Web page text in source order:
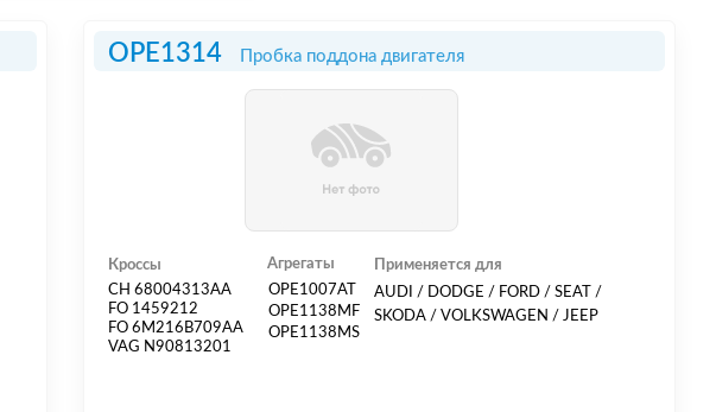
OPE1314 Пробка поддона двигателя
Кроссы
CH 68004313AA
FO 1459212
FO 6M216B709AA
VAG N90813201
Агрегаты
OPE1007AT
OPE1138MF
OPE1138MS
Применяется для
AUDI / DODGE / FORD / SEAT /
SKODA / VOLKSWAGEN / JEEP